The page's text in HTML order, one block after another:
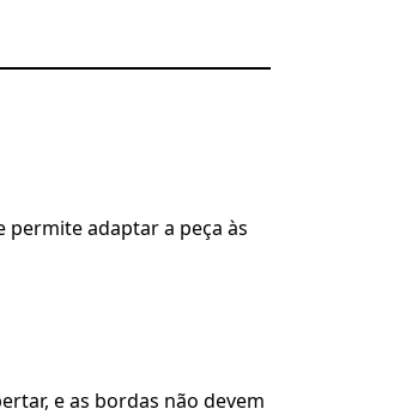
adaptar a peça às
e as bordas não devem